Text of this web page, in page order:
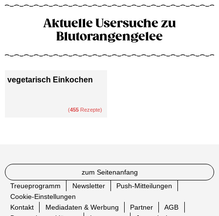
Aktuelle Usersuche zu
Blutorangengelee
vegetarisch Einkochen
(455 Rezepte)
zum Seitenanfang
Treueprogramm
Newsletter
Push-Mitteilungen
Cookie-Einstellungen
Kontakt
Mediadaten & Werbung Partner
AGB